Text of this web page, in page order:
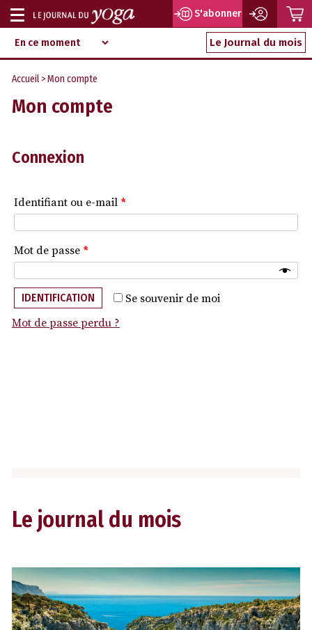
Aller
au
contenu
d‘information
indépendant
Afficher
ou
masquer
la
navigation
S'abonner
Le Journal du mois
Accueil > Mon compte
Mon compte
Connexion
Identifiant ou e-mail *
Mot de passe *
Se souvenir de moi
IDENTIFICATION
Mot de passe perdu ?
Le journal du mois